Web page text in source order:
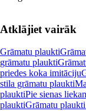
Atklājiet vairāk
Grāmatu plaukti
grāmatu plaukti
priedes koka imitāciju
stila grāmatu plaukti
plauktiPie sienas
plauktiGrāmatu